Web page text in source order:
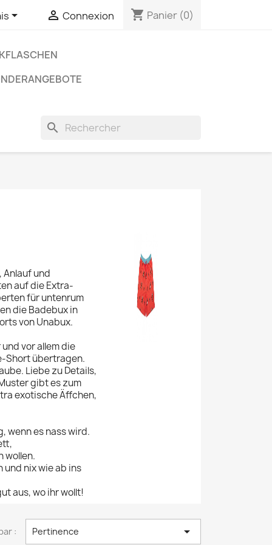
  Connexion shopping_cart Panier (0)
search
Anlauf und
auf die Extra-
für untenrum
die Badebux in
von Unabux.
vor allem die
Short übertragen.
Liebe zu Details,
gibt es zum
exotische Äffchen,
wenn es nass wird.
wollen.
und nix wie ab ins
aus, wo ihr wollt!
: Pertinence 